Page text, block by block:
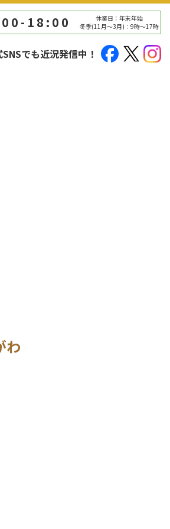
18:00
休業日：年末年始
冬季(11月～3月)：9時～17時
でも近況発信中！
わ